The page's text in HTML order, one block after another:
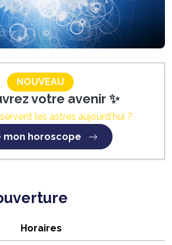
NOUVEAU
votre avenir ✨
les astres aujourd'hui ?
mon horoscope
Horaires